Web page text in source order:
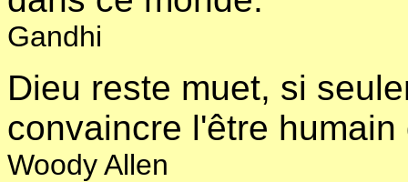
Gandhi
Dieu reste muet, si
convaincre l'être
Woody Allen